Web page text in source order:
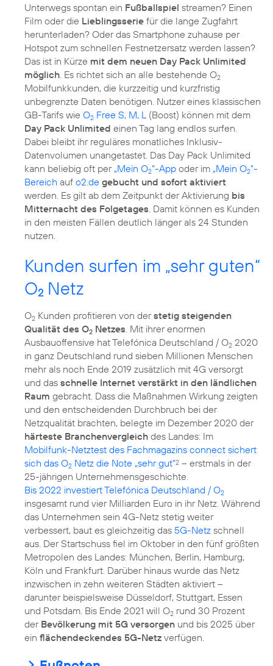
Unterwegs spontan ein Fußballspiel streamen? Einen
Film oder die Lieblingsserie für die lange Zugfahrt
herunterladen? Oder das Smartphone zuhause per
Hotspot zum schnellen Festnetzersatz werden lassen?
Das ist in Kürze mit dem neuen Day Pack Unlimited
möglich . Es richtet sich an alle bestehende O2
Mobilfunkkunden, die kurzzeitig und kurzfristig
unbegrenzte Daten benötigen. Nutzer eines klassischen
GB-Tarifs wie O2 Free S, M, L (Boost) können mit dem
Day Pack Unlimited einen Tag lang endlos surfen.
Dabei bleibt ihr reguläres monatliches Inklusiv-
Datenvolumen unangetastet. Das Day Pack Unlimited
kann beliebig oft per „Mein O2“-App oder im „Mein O2“-
Bereich auf o2.de gebucht und sofort aktiviert
werden. Es gilt ab dem Zeitpunkt der Aktivierung bis
Mitternacht des Folgetages . Damit können es Kunden
in den meisten Fällen deutlich länger als 24 Stunden
nutzen.
Kunden surfen im „sehr guten“
O2 Netz
O2 Kunden profitieren von derstetig steigenden
Qualität des O2 Netzes . Mit ihrer enormen
Ausbauoffensive hat Telefónica Deutschland / O2 2020
in ganz Deutschland rund sieben Millionen Menschen
mehr als noch Ende 2019 zusätzlich mit 4G versorgt
und das schnelle Internet verstärkt in den ländlichen
Raum gebracht. Dass die Maßnahmen Wirkung zeigten
und den entscheidenden Durchbruch bei der
Netzqualität brachten, belegte im Dezember 2020 der
härteste Branchenvergleich des Landes: Im
Mobilfunk-Netztest des Fachmagazins connect sichert
sich das O2 Netz die Note „sehr gut“2 – erstmals in der
Bis 2022 investiert Telefónica Deutschland / O2
insgesamt rund vier Milliarden Euro in ihr Netz. Während
das Unternehmen sein 4G-Netz stetig weiter
verbessert, baut es gleichzeitig das 5G-Netz schnell
aus. Der Startschuss fiel im Oktober in den fünf größten
Metropolen des Landes: München, Berlin, Hamburg,
Köln und Frankfurt. Darüber hinaus wurde das Netz
inzwischen in zehn weiteren Städten aktiviert –
darunter beispielsweise Düsseldorf, Stuttgart, Essen
und Potsdam. Bis Ende 2021 will O2 rund 30 Prozent
der Bevölkerung mit 5G versorgen und bis 2025 über
ein flächendeckendes 5G-Netz verfügen.